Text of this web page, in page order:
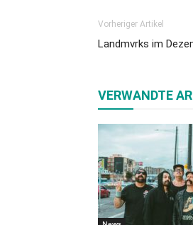
Vorheriger Artikel
Landmvrks im
VERWANDTE